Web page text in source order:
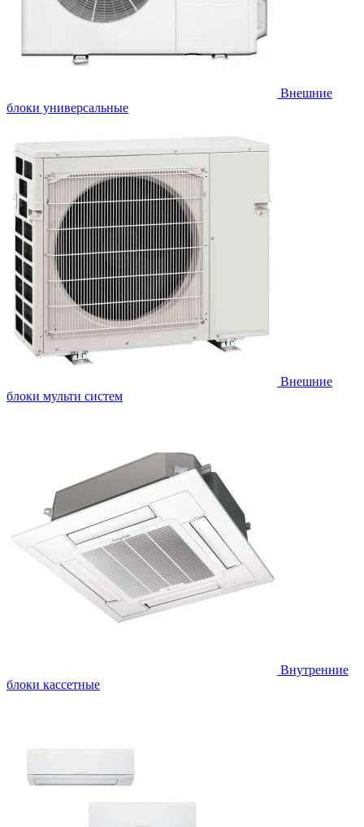
Внешние
блоки универсальные
Внешние
блоки мульти систем
Внутренние
блоки кассетные